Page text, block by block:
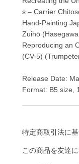
s – Carrier
Hand-Painting
Zuihō
Reproducing an
(CV-5)
Release Date:
Format: B5 size,
特定商取引法に基
この商品を友達